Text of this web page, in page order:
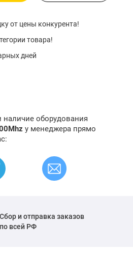
от цены конкурента!
товара!
дней
наличие оборудования
у менеджера прямо
Сбор и отправка заказов
по всей РФ